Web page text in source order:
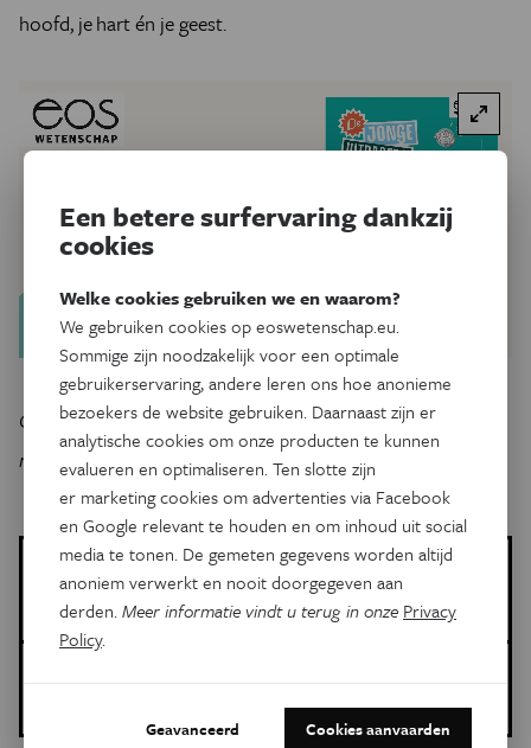
hoofd, je hart én je geest.
Ga direct naartijdschriftenwinkel.been ontvang het
magazine bij jou thuis!
Meer over de volgende onderwerpen:
De Jonge Uitdagers
Een betere surfervaring dankzij
cookies
Welke cookies gebruiken we en waarom?
We gebruiken cookies op eoswetenschap.eu.
Sommige zijn noodzakelijk voor een optimale
gebruikerservaring, andere leren ons hoe anonieme
bezoekers de website gebruiken. Daarnaast zijn er
analytische cookies om onze producten te kunnen
evalueren en optimaliseren. Ten slotte zijn
er marketing cookies om advertenties via Facebook
en Google relevant te houden en om inhoud uit social
media te tonen. De gemeten gegevens worden altijd
anoniem verwerkt en nooit doorgegeven aan
derden.Meer informatie vindt u terug in onze Privacy
Policy.
Geavanceerd Cookies aanvaarden